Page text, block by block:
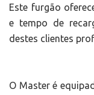
Este furgão
e tempo de
destes clientes
O Master é